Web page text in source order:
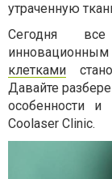
утраченную
Сегодня
клетками
Давайте
особенности
Coolaser Clinic.